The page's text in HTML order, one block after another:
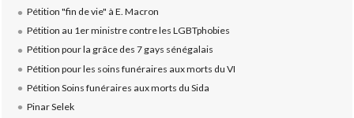
Pétition "fin de vie" à E. Macron
Pétition au 1er ministre contre les LGBTphobies
Pétition pour la grâce des 7 gays sénégalais
Pétition pour les soins funéraires aux morts du VI
Pétition Soins funéraires aux morts du Sida
Pinar Selek